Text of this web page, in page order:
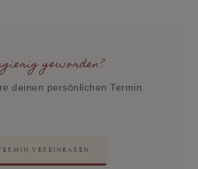
geworden?
deinen persönlichen Termin
VEREINBAREN